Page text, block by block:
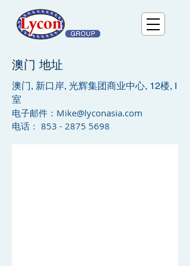
澳门 地址
澳门, 新口岸, 光辉集团商业中心, 12楼, I
室
电子邮件： Mike@lyconasia.com
电话： 853 - 2875 5698